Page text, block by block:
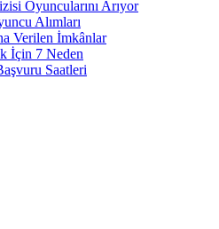
Oyuncularını Arıyor
Alımları
Verilen İmkânlar
İçin 7 Neden
Saatleri